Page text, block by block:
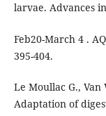
larvae. Advances
Feb20-March 4 .
395-404.
Le Moullac G., Van
Adaptation of